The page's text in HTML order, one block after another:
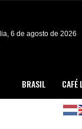
6 de agosto de 2026
BRASIL CAFÉ